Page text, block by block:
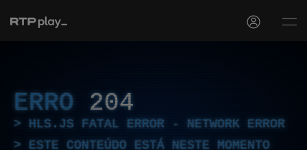
ERRO 204
HLS.JS FATAL ERROR - NETWORK ERROR
ESTE CONTEÚDO ESTÁ NESTE MOMENTO